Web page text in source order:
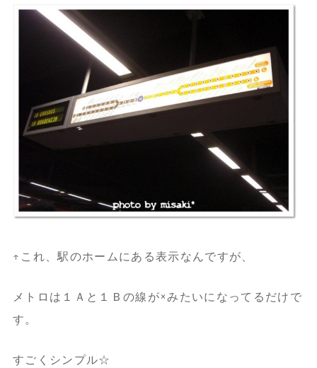
↑これ、駅のホームにある表示なんですが、
メトロは１Ａと１Ｂの線が×みたいになってるだけで
す。
すごくシンプル☆